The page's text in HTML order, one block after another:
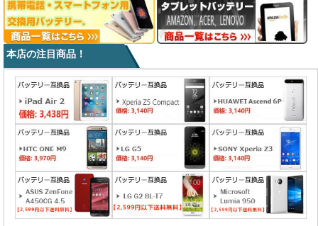
本店の注目商品！